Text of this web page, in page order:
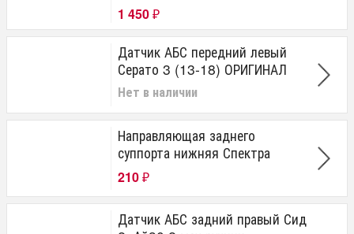
1 450 ₽
Датчик АБС передний левый
Серато 3 (13-18) ОРИГИНАЛ
Нет в наличии
Направляющая заднего
суппорта нижняя Спектра
210 ₽
Датчик АБС задний правый Сид